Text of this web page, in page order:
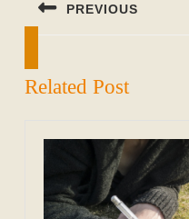
PREVIOUS
Related Post